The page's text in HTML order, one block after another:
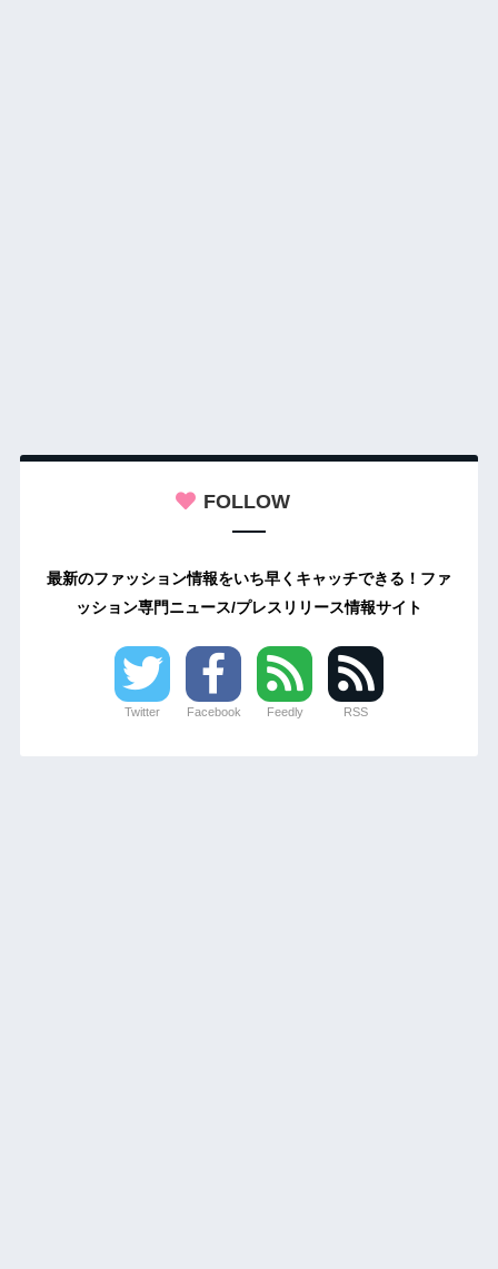
FOLLOW
最新のファッション情報をいち早くキャッチできる！ファ
ッション専門ニュース/プレスリリース情報サイト
Twitter Facebook Feedly RSS